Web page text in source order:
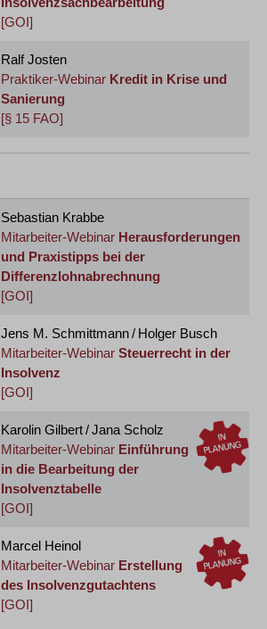
[GOI]
Ralf Josten
Praktiker-Webinar Kredit in Krise und
Sanierung
[§ 15 FAO]
Sebastian Krabbe
Mitarbeiter-Webinar Herausforderungen
und Praxistipps bei der
Differenzlohnabrechnung
[GOI]
Jens M. Schmittmann / Holger Busch
Mitarbeiter-Webinar Steuerrecht in der
Insolvenz
[GOI]
Karolin Gilbert / Jana Scholz
Mitarbeiter-Webinar Einführung
in die Bearbeitung der
Insolvenztabelle
[GOI]
Marcel Heinol
Mitarbeiter-Webinar Erstellung
des Insolvenzgutachtens
[GOI]